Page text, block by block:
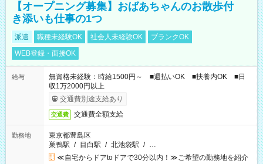
【オープニング募集】おばあちゃんのお散歩付
き添いも仕事の1つ
派遣 職種未経験OK 社会人未経験OK
ブランクOK
WEB登録・面接OK
給与
無資格未経験：時給1500円～ ■週払いOK ■扶養内OK ■日
収1万2000円以上
交通費別途支給あり
交通費 交通費全額支給
勤務地
東京都豊島区
巣鴨駅 / 目白駅 / 北池袋駅 / …
≪自宅からドアtoドアで30分以内！≫ご希望の勤務地を紹介